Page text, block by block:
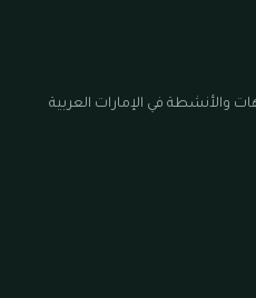
والأنشطة في الإمارات العربية